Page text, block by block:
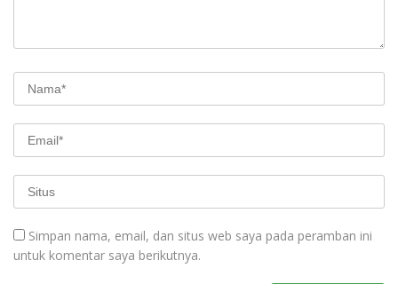
Simpan nama, email, dan situs web saya pada peramban ini
untuk komentar saya berikutnya.